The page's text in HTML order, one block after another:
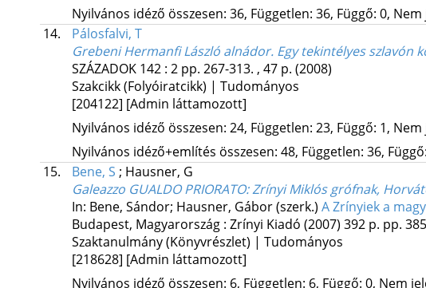
Nyilvános idéző összesen: 36, Független: 36, Függő: 0,
14.
Pálosfalvi, T
Grebeni Hermanfi László alnádor. Egy tekintélyes szlavón
SZÁZADOK 142: 2 pp. 267-313. , 47 p. (2008)
Szakcikk (Folyóiratcikk) | Tudományos
[204122] [Admin láttamozott]
Nyilvános idéző összesen: 24, Független: 23, Függő: 1,
Nyilvános idéző+említés összesen: 48, Független: 36,
15.
Bene, S ; Hausner, G
Galeazzo GUALDO PRIORATO: Zrínyi Miklós grófnak,
In: Bene, Sándor; Hausner, Gábor (szerk.) A Zrínyiek a
Budapest, Magyarország : Zrínyi Kiadó (2007) 392 p. pp.
Szaktanulmány (Könyvrészlet) | Tudományos
[218628] [Admin láttamozott]
Nyilvános idéző összesen: 6, Független: 6, Függő: 0, Nem